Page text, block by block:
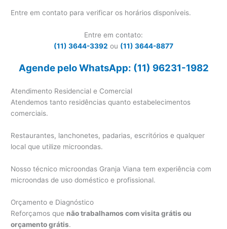
Entre em contato para verificar os horários disponíveis.
Entre em contato:
(11) 3644-3392 ou (11) 3644-8877
Agende pelo WhatsApp: (11) 96231-1982
Atendimento Residencial e Comercial
Atendemos tanto residências quanto estabelecimentos
comerciais.
Restaurantes, lanchonetes, padarias, escritórios e qualquer
local que utilize microondas.
Nosso técnico microondas Granja Viana tem experiência com
microondas de uso doméstico e profissional.
Orçamento e Diagnóstico
Reforçamos que não trabalhamos com visita grátis ou
orçamento grátis.